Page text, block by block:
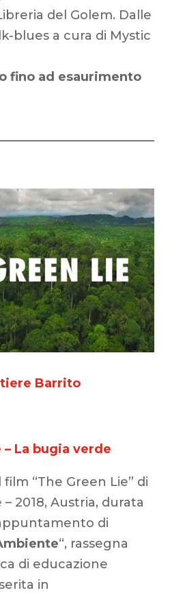
del Golem. Dalle
blues a cura di Mystic
fino ad esaurimento
Barrito
– La bugia verde
“The Green Lie” di
2018, Austria, durata
di
“, rassegna
di educazione
in